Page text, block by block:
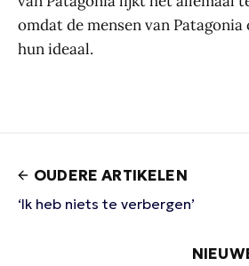
omdat de mensen van
hun ideaal.
OUDERE ARTIKELEN
‘Ik heb niets te verbergen’